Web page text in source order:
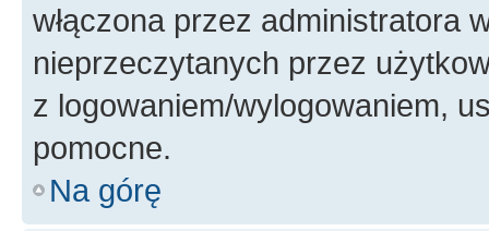
włączona przez administratora
nieprzeczytanych przez
z logowaniem/wylogowaniem,
pomocne.
Na górę